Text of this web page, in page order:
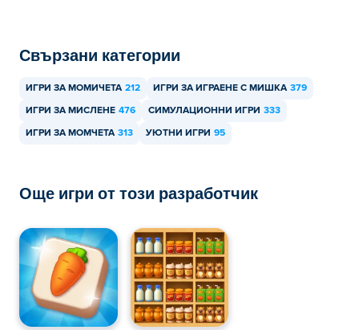
Свързани категории
ИГРИ ЗА МОМИЧЕТА 212 ИГРИ ЗА ИГРАЕНЕ С МИШКА 379
ИГРИ ЗА МИСЛЕНЕ 476 СИМУЛАЦИОННИ ИГРИ 333
ИГРИ ЗА МОМЧЕТА 313 УЮТНИ ИГРИ 95
Още игри от този разработчик